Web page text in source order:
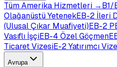
TümAmerika Hizmetleri →B1/
Olağanüstü YetenekEB-2 İleri
(Ulusal Çıkar Muafiyeti)EB-2
Vasıflı İşçiEB-4 Özel Göçmen
Ticaret VizesiE-2 Yatırımcı
Avrupa